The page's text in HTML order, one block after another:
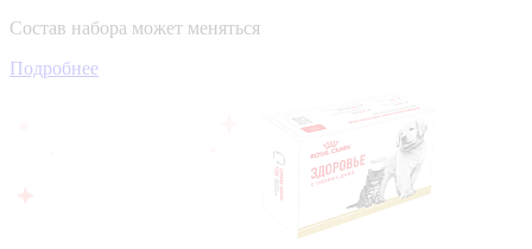
Состав набора может меняться
Подробнее